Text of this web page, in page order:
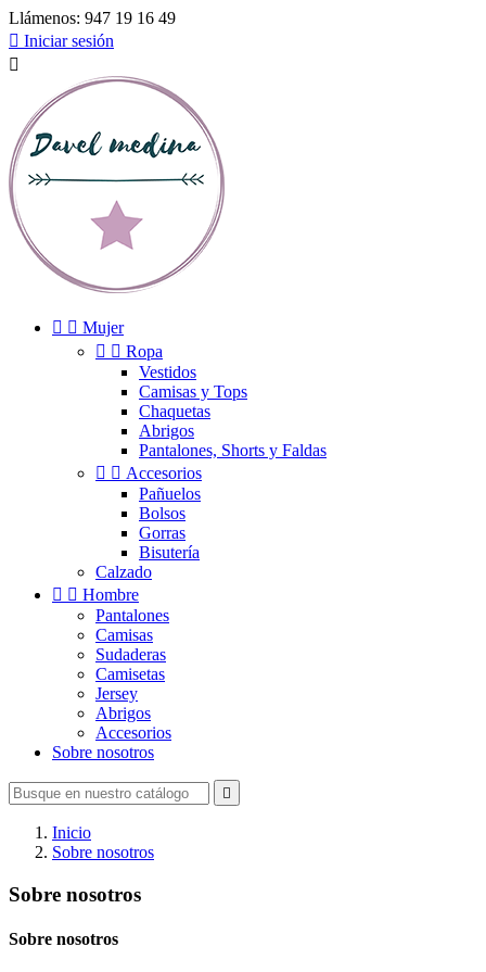
Llámenos: 947 19 16 49
 Iniciar sesión

  Mujer
  Ropa
Vestidos
Camisas y Tops
Chaquetas
Abrigos
Pantalones, Shorts y Faldas
  Accesorios
Pañuelos
Bolsos
Gorras
Bisutería
Calzado
  Hombre
Pantalones
Camisas
Sudaderas
Camisetas
Jersey
Abrigos
Accesorios
Sobre nosotros

Inicio
Sobre nosotros
Sobre nosotros
Sobre nosotros